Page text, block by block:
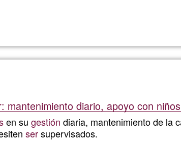
Sanz
mantenimiento diario, apoyo con
en su gestión diaria, mantenimiento de la
sersupervisados.